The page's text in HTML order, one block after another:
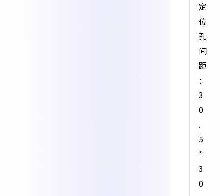
定
位
孔
间
距
：
3
0
.
5
*
3
0